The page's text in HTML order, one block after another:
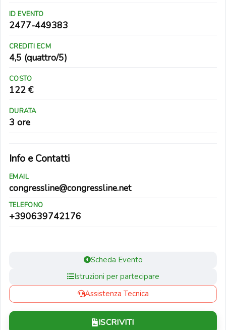
ID EVENTO
2477-449383
CREDITI ECM
4,5 (quattro/5)
COSTO
122 €
DURATA
3 ore
Info e Contatti
EMAIL
congressline@congressline.net
TELEFONO
+390639742176
Scheda Evento
Istruzioni per partecipare
Assistenza Tecnica
ISCRIVITI